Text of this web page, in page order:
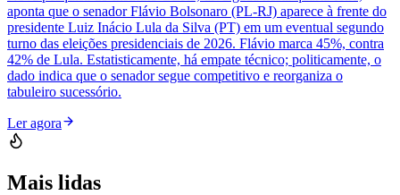
aponta que o senador Flávio Bolsonaro (PL-RJ) aparece à frente do
presidente Luiz Inácio Lula da Silva (PT) em um eventual segundo
turno das eleições presidenciais de 2026. Flávio marca 45%, contra
42% de Lula. Estatisticamente, há empate técnico; politicamente, o
dado indica que o senador segue competitivo e reorganiza o
tabuleiro sucessório.
Ler agora
Mais lidas